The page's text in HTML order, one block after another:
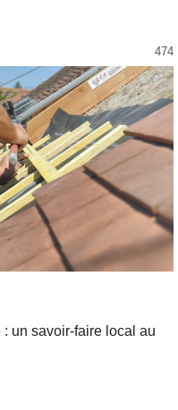
474
un savoir-faire local au